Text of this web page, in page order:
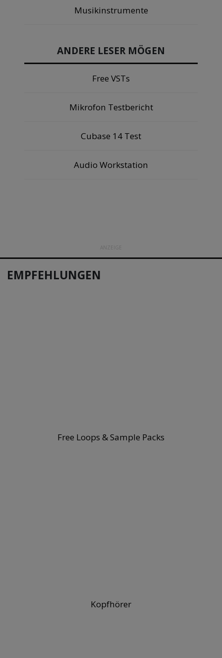
Musikinstrumente
ANDERE LESER MÖGEN
Free VSTs
Mikrofon Testbericht
Cubase 14 Test
Audio Workstation
ANZEIGE
EMPFEHLUNGEN
Free Loops & Sample Packs
Kopfhörer